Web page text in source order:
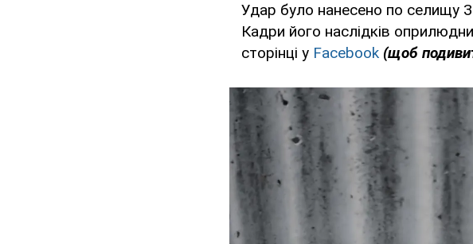
Удар було нанесено по селищу
Кадри його наслідків
сторінці у Facebook (щоб